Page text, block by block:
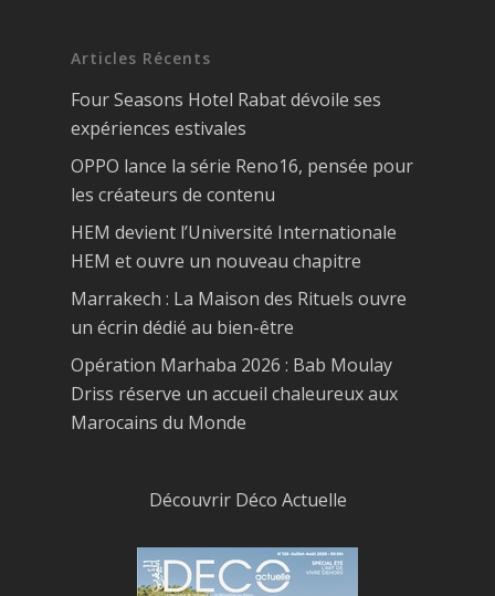
Articles Récents
Four Seasons Hotel Rabat dévoile ses
expériences estivales
OPPO lance la série Reno16, pensée pour
les créateurs de contenu
HEM devient l’Université Internationale
HEM et ouvre un nouveau chapitre
Marrakech : La Maison des Rituels ouvre
un écrin dédié au bien-être
Opération Marhaba 2026 : Bab Moulay
Driss réserve un accueil chaleureux aux
Marocains du Monde
Découvrir Déco Actuelle